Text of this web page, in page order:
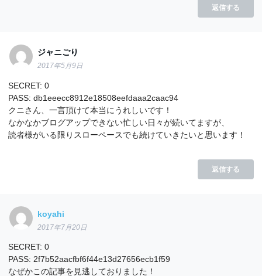
返信する
ジャニごり
2017年5月9日
SECRET: 0
PASS: db1eeecc8912e18508eefdaaa2caac94
クニさん、一言頂けて本当にうれしいです！
なかなかブログアップできない忙しい日々が続いてますが、
読者様がいる限りスローペースでも続けていきたいと思います！
返信する
koyahi
2017年7月20日
SECRET: 0
PASS: 2f7b52aacfbf6f44e13d27656ecb1f59
なぜかこの記事を見逃しておりました！